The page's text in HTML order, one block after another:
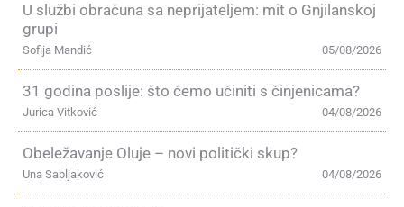
U službi obračuna sa neprijateljem: mit o Gnjilanskoj
grupi
05/08/2026
Sofija Mandić
31 godina poslije: što ćemo učiniti s činjenicama?
04/08/2026
Jurica Vitković
Obeležavanje Oluje – novi politički skup?
04/08/2026
Una Sabljaković